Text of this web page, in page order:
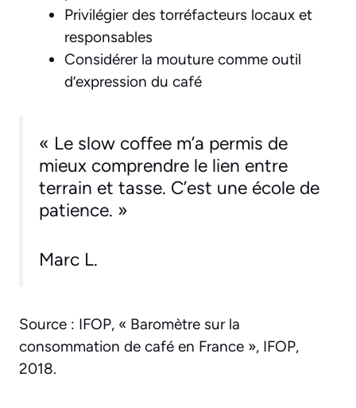
Privilégier des torréfacteurs locaux et
responsables
Considérer la mouture comme outil
d’expression du café
« Le slow coffee m’a permis de
mieux comprendre le lien entre
terrain et tasse. C’est une école de
patience. »
Marc L.
Source : IFOP, « Baromètre sur la
consommation de café en France », IFOP,
2018.